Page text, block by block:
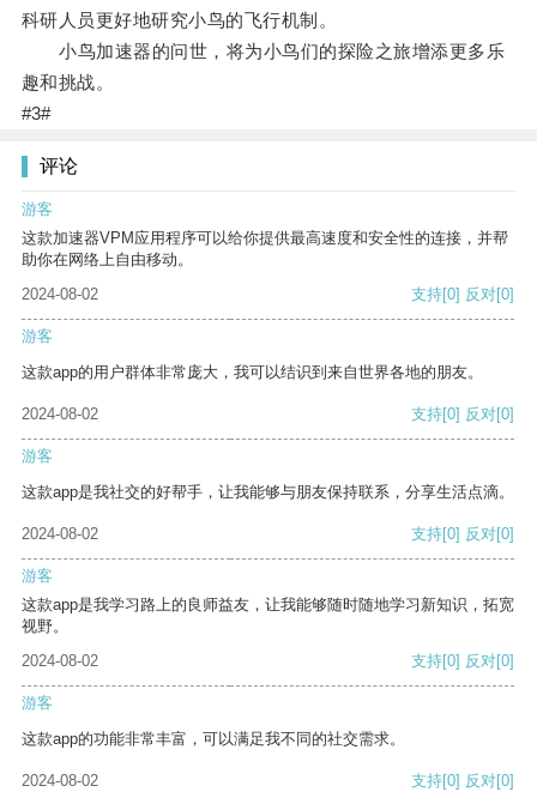
科研人员更好地研究小鸟的飞行机制。
小鸟加速器的问世，将为小鸟们的探险之旅增添更多乐
趣和挑战。
#3#
评论
游客
这款加速器VPM应用程序可以给你提供最高速度和安全性的连接，并帮
助你在网络上自由移动。
2024-08-02
支持[0] 反对[0]
游客
这款app的用户群体非常庞大，我可以结识到来自世界各地的朋友。
2024-08-02 支持[0] 反对[0]
游客
这款app是我社交的好帮手，让我能够与朋友保持联系，分享生活点滴。
2024-08-02 支持[0] 反对[0]
游客
这款app是我学习路上的良师益友，让我能够随时随地学习新知识，拓宽
视野。
2024-08-02
支持[0] 反对[0]
游客
这款app的功能非常丰富，可以满足我不同的社交需求。
2024-08-02 支持[0] 反对[0]